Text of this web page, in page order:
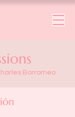
Borromeo